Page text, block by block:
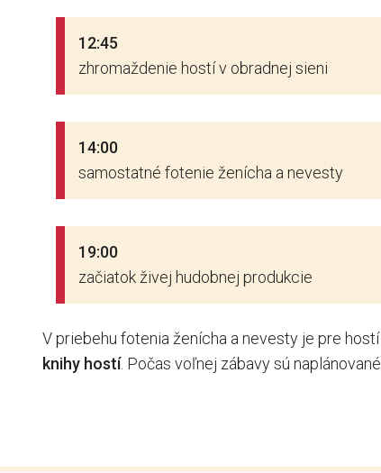
12:45
zhromaždenie hostí v obradnej sieni
14:00
samostatné fotenie ženícha a nevesty
19:00
začiatok živej hudobnej produkcie
V priebehu fotenia ženícha a nevesty je pre hostí
knihy hostí. Počas voľnej zábavysú naplánované